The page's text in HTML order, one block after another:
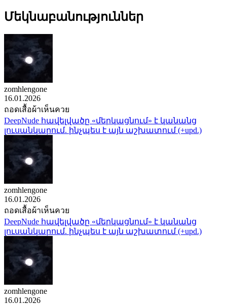
Մեկնաբանություններ
zomhlengone
16.01.2026
ถอดเสื้อผ้าเห็นควย
DeepNude հավելվածը «մերկացնում» է կանանց
լուսանկարում. ինչպես է այն աշխատում (+upd.)
zomhlengone
16.01.2026
ถอดเสื้อผ้าเห็นควย
DeepNude հավելվածը «մերկացնում» է կանանց
լուսանկարում. ինչպես է այն աշխատում (+upd.)
zomhlengone
16.01.2026